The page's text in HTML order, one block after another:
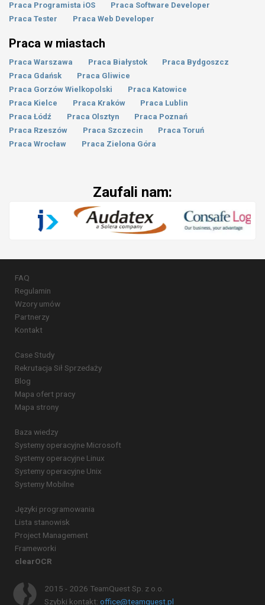
Praca Programista iOS
Praca Software Developer
Praca Tester
Praca Web Developer
Praca w miastach
Praca Warszawa Praca Białystok
Praca Bydgoszcz
Praca Gdańsk
Praca Gliwice
Praca Gorzów Wielkopolski
Praca Katowice
Praca Kielce
Praca Kraków
Praca Lublin
Praca Łódź
Praca Olsztyn
Praca Poznań
Praca Rzeszów
Praca Szczecin
Praca Toruń
Praca Wrocław
Praca Zielona Góra
Zaufali nam:
FAQ
Regulamin
Wzory umów
Partnerzy
Kontakt
Case Study
Rekrutacja Sił Sprzedaży
Blog
Mapa ofert pracy
Mapa strony
Baza wiedzy
Systemy operacyjne Microsoft
Systemy operacyjne Linux
Systemy operacyjne Unix
Systemy Mobilne
Języki programowania
Lista stanowisk
Project Management
Frameworki
clearOCR
2015 - 2026 TeamQuest Sp. z o.o.
Szybki kontakt: office@teamquest.pl